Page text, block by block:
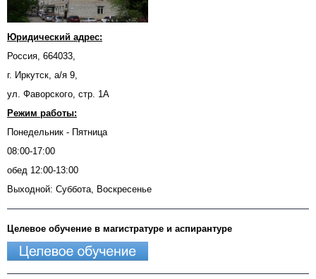
Юридический адрес:
Россия, 664033,
г. Иркутск, а/я 9,
ул. Фаворского, стр. 1А
Режим работы:
Понедельник - Пятница
08:00-17:00
обед 12:00-13:00
Выходной: Суббота, Воскресенье
Целевое обучение в магистратуре и аспирантуре